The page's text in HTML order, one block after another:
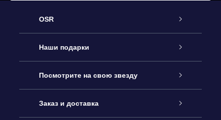
OSR
Обслуживание
Как с нами связаться
Блог
Наши подарки
Онлайн подарок Online Star Gift
Подарочный набор OSR
Посмотрите на свою звезду
Звездный реестр
Заказ и доставка